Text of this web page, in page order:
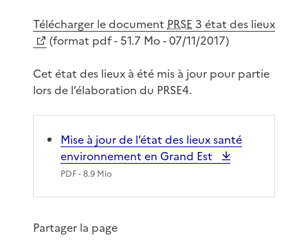
Télécharger le document PRSE 3 état des lieux
(format pdf - 51.7 Mo - 07/11/2017)
Cet état des lieux à été mis à jour pour partie
lors de l’élaboration du PRSE4.
Mise à jour de l’état des lieux santé
environnement en Grand Est
PDF- 8.9 Mio
Partager la page